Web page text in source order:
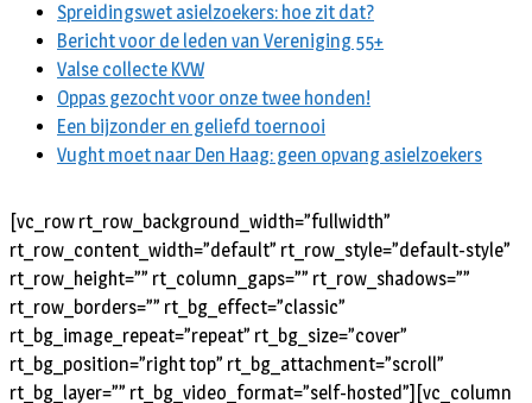
Spreidingswet asielzoekers: hoe zit dat?
Bericht voor de leden van Vereniging 55+
Valse collecte KVW
Oppas gezocht voor onze twee honden!
Een bijzonder en geliefd toernooi
Vught moet naar Den Haag: geen opvang asielzoekers
[vc_row rt_row_background_width=”fullwidth”
rt_row_content_width=”default” rt_row_style=”default-style”
rt_row_height=”” rt_column_gaps=”” rt_row_shadows=””
rt_row_borders=”” rt_bg_effect=”classic”
rt_bg_image_repeat=”repeat” rt_bg_size=”cover”
rt_bg_position=”right top” rt_bg_attachment=”scroll”
rt_bg_layer=”” rt_bg_video_format=”self-hosted”][vc_column